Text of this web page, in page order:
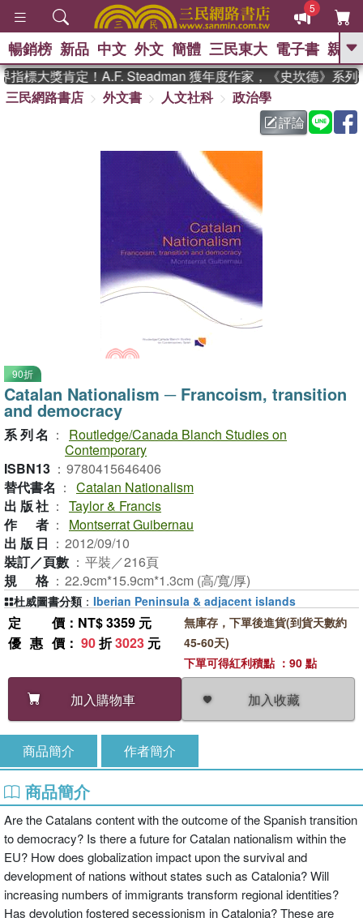
5
GO
熱搜： 東野圭吾 、 高希均教授回憶錄
父親節 、 如果歷
暑期推薦 、 國際布克
獎 臺灣漫遊錄 、 方念華
登輝時代
、
偉大的迷走神經
暢銷榜 新品 中文 外文 簡體 三民東大 電子書 親子
標大獎肯定！A.F. Steadman 獲年度作家，《史坎德》系列
三民網路書店
外文書 人文社科
政治學
評論
90折
Catalan Nationalism ─ Francoism, transition
and democracy
系列名 ：
Routledge/Canada Blanch Studies on
Contemporary
ISBN13 ： 9780415646406
替代書名 ： Catalan Nationalism
出版社 ： Taylor & Francis
作者 ：
Montserrat Guibernau
出版日 ： 2012/09/10
裝訂／頁數 ： 平裝／216頁
規格 ： 22.9cm*15.9cm*1.3cm (高/寬/厚)
定價 ：NT$ 3359 元
優惠價 ： 90折3023 元
加入購物車 加入收藏
無庫存，下單後進貨(到貨天數約
45-60天)
下單可得紅利積點 ：90 點
杜威圖書分類 ： Iberian Peninsula & adjacent islands
商品簡介 作者簡介
商品簡介
Are the Catalans content with the outcome of the Spanish transition
to democracy? Is there a future for Catalan nationalism within the
EU? How does globalization impact upon the survival and
development of nations without states such as Catalonia? Will
increasing numbers of immigrants transform regional identities?
Has devolution fostered secessionism in Catalonia? These are